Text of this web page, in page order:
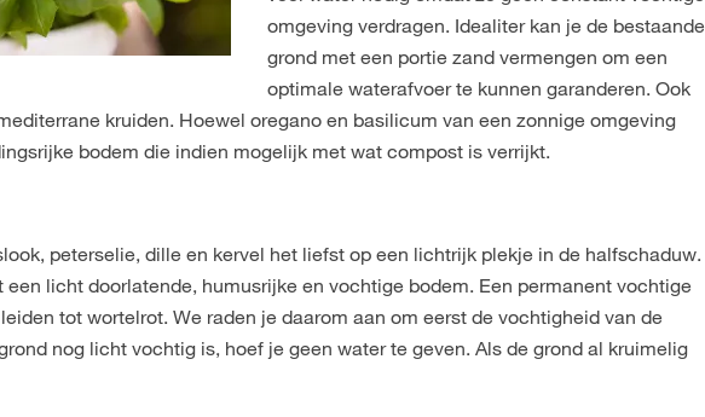
omgeving verdragen. Idealiter kan je de bestaande
grond met een portie zand vermengen om een
optimale waterafvoer te kunnen garanderen. Ook
kruiden. Hoewel oregano en basilicum van een zonnige omgeving
bodem die indien mogelijk met wat compost is verrijkt.
peterselie, dille en kervel het liefst op een lichtrijk plekje in de halfschaduw.
licht doorlatende, humusrijke en vochtige bodem. Een permanent vochtige
tot wortelrot. We raden je daarom aan om eerst de vochtigheid van de
nog licht vochtig is, hoef je geen water te geven. Als de grond al kruimelig